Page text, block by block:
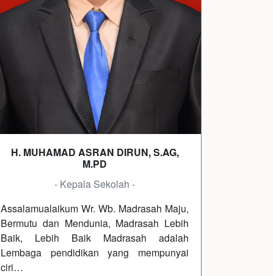
H. MUHAMAD ASRAN DIRUN, S.AG,
M.PD
- Kepala Sekolah -
Assalamualaikum Wr. Wb. Madrasah Maju,
Bermutu dan Mendunia, Madrasah Lebih
Baik, Lebih Baik Madrasah adalah
Lembaga pendidikan yang mempunyai
ciri…